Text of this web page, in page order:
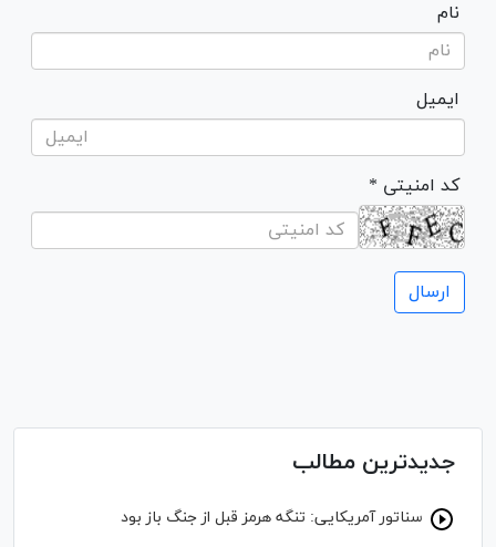
نام
ایمیل
* کد امنیتی
جدیدترین مطالب
سناتور آمریکایی: تنگه هرمز قبل از جنگ باز بود